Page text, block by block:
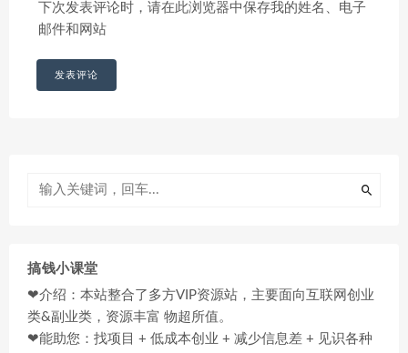
下次发表评论时，请在此浏览器中保存我的姓名、电子
邮件和网站
搞钱小课堂
❤介绍：本站整合了多方VIP资源站，主要面向互联网创业
类&副业类，资源丰富 物超所值。
❤能助您：找项目 + 低成本创业 + 减少信息差 + 见识各种